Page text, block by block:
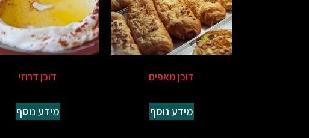
דוכן מאפים
מידע נוסף
דוכן דרוזי
מידע נוסף